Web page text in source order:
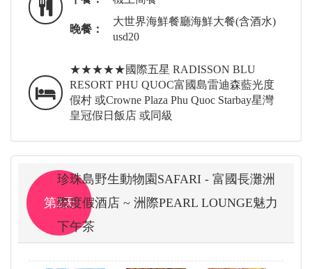
晚餐：
大世界海鮮餐廳海鮮大餐(含酒水)
usd20
★★★★★國際五星 RADISSON BLU
RESORT PHU QUOC富國島雷迪森藍光度
假村 或Crowne Plaza Phu Quoc Starbay星灣
皇冠假日飯店 或同級
第2天
珍珠島野生動物園SAFARI - 富國長灘洲
際度假酒店 ~ 洲際PEARL LOUNGE魅力
下午茶